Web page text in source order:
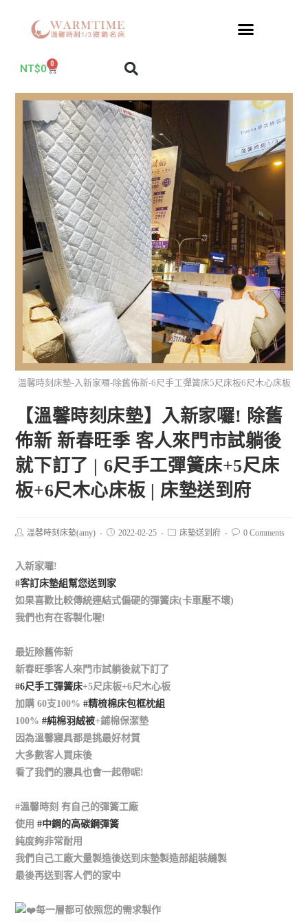
NT$0 0
溫馨時刻床墊-入新家囉-除舊佈新-6尺手工彈簧床5尺床板6尺木心床板
【溫馨時刻床墊】入新家囉! 除舊
佈新 新春旺季 客人來門市試躺後
就下訂了 | 6尺手工彈簧床+5尺床
板+6尺木心床板 | 床墊送到府
溫馨時刻床墊(amy) 2022-02-25 床墊送到府 0 Comments
入新家囉!
#客訂床墊組幫您送到家
如果喜歡比較傳統連結式偏硬的彈簧床(卡車壓不壞)
我們也有在客製化喔!
最近除舊佈新
新春旺季客人來門市試躺後就下訂了
#6尺手工彈簧床+5尺床板+6尺木心板
加購 60支100%#精梳棉床包框枕組
100%#純棉羽絨被+鋪棉保潔墊
因為溫馨寢具都是挑最好材質
大多數客人買床後
看了我們的寢具也會一起帶呢!
#溫馨時刻 有自己的彈簧工廠
使用#中鋼的高碳鋼彈簧
純度夠非常耐用
我們自己工廠大量製造後送到床墊製造部組裝縫製
最後再送到客人們的家中
每一層都可依照您的需求製作